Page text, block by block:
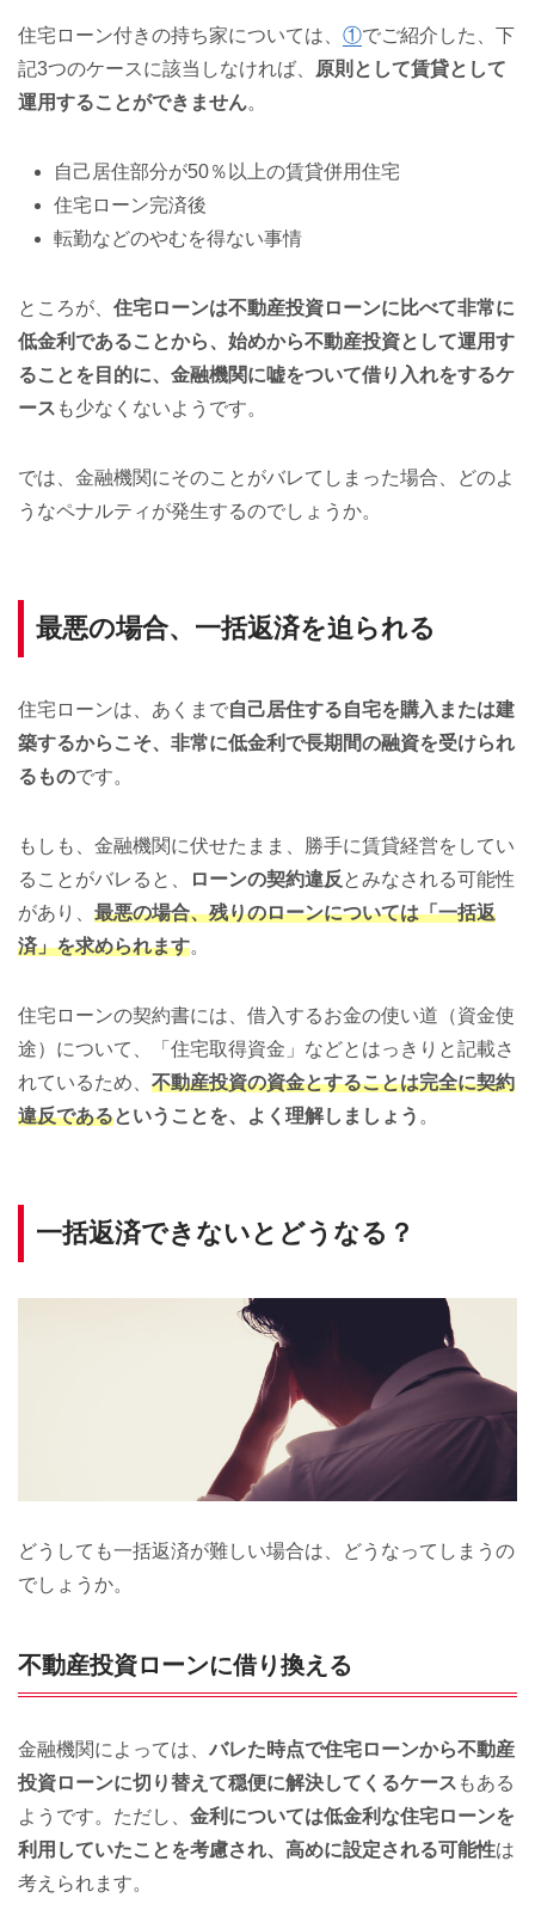
住宅ローン付きの持ち家については、 ①でご紹介した、下
記3つのケースに該当しなければ、
原則として賃貸として
運用することができません。
自己居住部分が50％以上の賃貸併用住宅
住宅ローン完済後
転勤などのやむを得ない事情
ところが、 住宅ローンは不動産投資ローンに比べて非常に
低金利であることから、始めから不動産投資として運用す
ることを目的に、金融機関に嘘をついて借り入れをするケ
ース も少なくないようです。
では、金融機関にそのことがバレてしまった場合、どのよ
うなペナルティが発生するのでしょうか。
最悪の場合、一括返済を迫られる
住宅ローンは、あくまで自己居住する自宅を購入または建
築するからこそ、非常に低金利で長期間の融資を受けられ
るものです。
もしも、金融機関に伏せたまま、勝手に賃貸経営をしてい
ることがバレると、
ローンの契約違反 とみなされる可能性
があり、 最悪の場合、残りのローンについては「一括返
済」を求められます。
住宅ローンの契約書には、借入するお金の使い道（資金使
途）について、「住宅取得資金」などとはっきりと記載さ
れているため、 不動産投資の資金とすることは完全に契約
違反であるということを、よく理解しましょう 。
一括返済できないとどうなる？
どうしても一括返済が難しい場合は、どうなってしまうの
でしょうか。
不動産投資ローンに借り換える
金融機関によっては、 バレた時点で住宅ローンから不動産
投資ローンに切り替えて穏便に解決してくるケース もある
ようです。ただし、 金利については低金利な住宅ローンを
利用していたことを考慮され、高めに設定される可能性は
考えられます。